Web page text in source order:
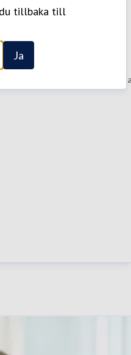
tillbaka till
Ja
och delas i olika